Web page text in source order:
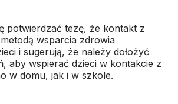
potwierdzać tezę, że kontakt z
wsparcia zdrowia
i sugerują, że należy dołożyć
aby wspierać dzieci w kontakcie z
w domu, jak i w szkole.